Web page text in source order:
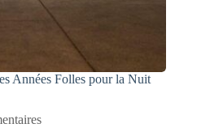
Années Folles pour la Nuit